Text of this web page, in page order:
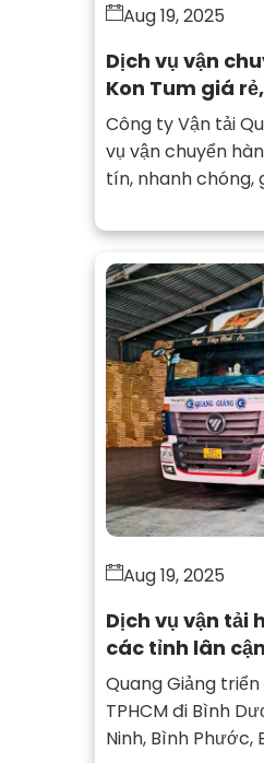
Aug 19, 2025
Dịch vụ vận
Kon Tum giá
Công ty Vận tải
vụ vận chuyển
tín, nhanh chóng,
Aug 19, 2025
Dịch vụ vận tải
các tỉnh lân cận
Quang Giảng
TPHCM đi Bình
Ninh, Bình Phước,